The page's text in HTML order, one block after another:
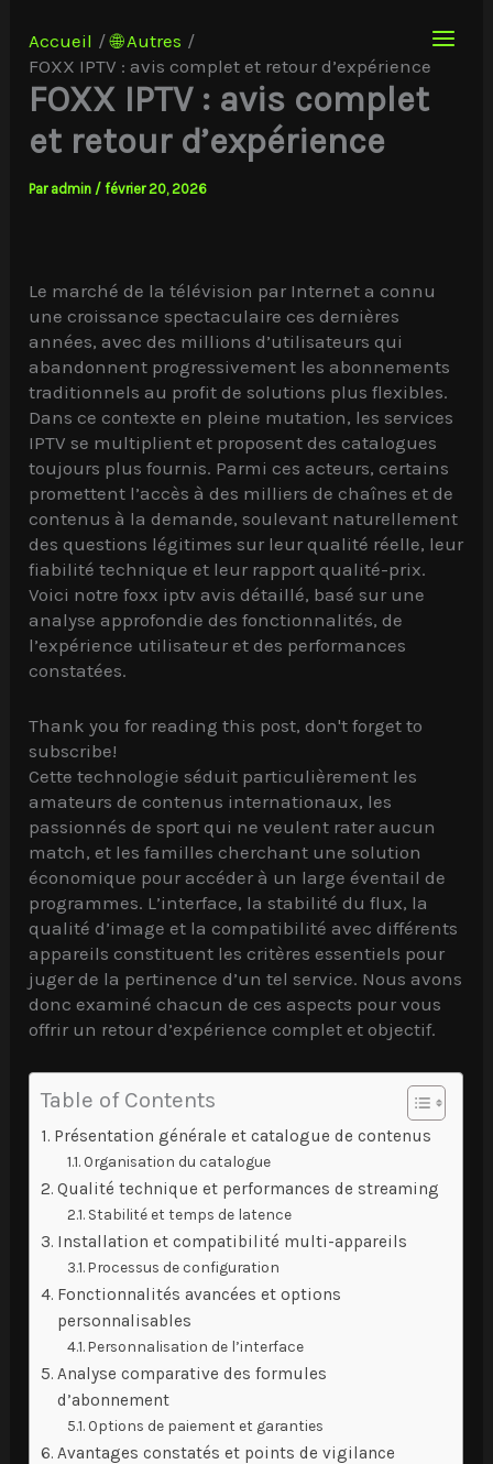
contenu
Accueil
🌐 Autres
FOXX IPTV : avis complet et retour d’expérience
FOXX IPTV : avis complet
et retour d’expérience
Par admin /février 20, 2026
Le marché de la télévision par Internet a connu
une croissance spectaculaire ces dernières
années, avec des millions d’utilisateurs qui
abandonnent progressivement les abonnements
traditionnels au profit de solutions plus flexibles.
Dans ce contexte en pleine mutation, les services
IPTV se multiplient et proposent des catalogues
toujours plus fournis. Parmi ces acteurs, certains
promettent l’accès à des milliers de chaînes et de
contenus à la demande, soulevant naturellement
des questions légitimes sur leur qualité réelle, leur
fiabilité technique et leur rapport qualité-prix.
Voici notre foxx iptv avis détaillé, basé sur une
analyse approfondie des fonctionnalités, de
l’expérience utilisateur et des performances
constatées.
Thank you for reading this post, don't forget to
subscribe!
Cette technologie séduit particulièrement les
amateurs de contenus internationaux, les
passionnés de sport qui ne veulent rater aucun
match, et les familles cherchant une solution
économique pour accéder à un large éventail de
programmes. L’interface, la stabilité du flux, la
qualité d’image et la compatibilité avec différents
appareils constituent les critères essentiels pour
juger de la pertinence d’un tel service. Nous avons
donc examiné chacun de ces aspects pour vous
offrir un retour d’expérience complet et objectif.
Table of Contents
Présentation générale et catalogue de contenus
Organisation du catalogue
Qualité technique et performances de streaming
Stabilité et temps de latence
Installation et compatibilité multi-appareils
Processus de configuration
Fonctionnalités avancées et options
personnalisables
Personnalisation de l’interface
Analyse comparative des formules
d’abonnement
Options de paiement et garanties
Avantages constatés et points de vigilance